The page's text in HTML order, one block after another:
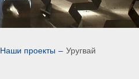
Наши проекты – Уругвай